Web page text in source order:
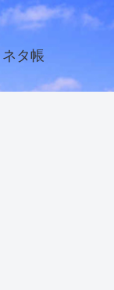
タ帳